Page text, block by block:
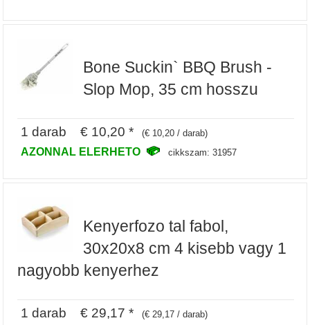
Bone Suckin` BBQ Brush -
Slop Mop, 35 cm hosszu
1 darab € 10,20 * (€ 10,20 / darab)
AZONNAL ELERHETO cikkszam: 31957
Kenyerfozo tal fabol,
30x20x8 cm 4 kisebb vagy 1
nagyobb kenyerhez
1 darab € 29,17 * (€ 29,17 / darab)